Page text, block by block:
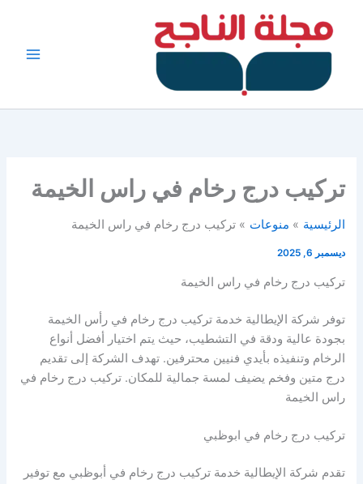
تركيب درج رخام في راس الخيمة
الرئيسية منوعات تركيب درج رخام في راس الخيمة
ديسمبر 6, 2025
تركيب درج رخام في راس الخيمة
توفر شركة الإيطالية خدمة تركيب درج رخام في رأس الخيمة
بجودة عالية ودقة في التشطيب، حيث يتم اختيار أفضل أنواع
الرخام وتنفيذه بأيدي فنيين محترفين. تهدف الشركة إلى تقديم
درج متين وفخم يضيف لمسة جمالية للمكان. تركيب درج رخام في
راس الخيمة
تركيب درج رخام في ابوظبي
تقدم شركة الإيطالية خدمة تركيب درج رخام في أبوظبي مع توفير